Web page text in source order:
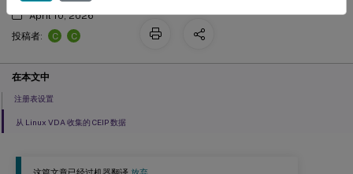
April 10, 2026
投稿者:
C C
在本文中
注册表设置
从 Linux VDA 收集的 CEIP 数据